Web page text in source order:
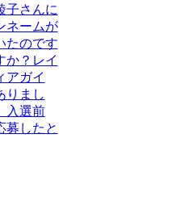
子さんに
ネームが
たのです
か？レイ
アガイ
りまし
入選前
募したと